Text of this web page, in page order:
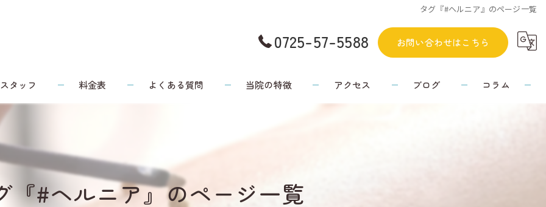
タグ『#ヘルニア』のページ一覧
0725-57-5588 お問い合わせはこちら
スタッフ 料金表 よくある質問 当院の特徴
腰痛
アクセス ブログ コラム
『#ヘルニア』のページ一覧